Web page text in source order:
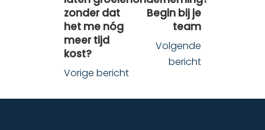
zonder dat
het me nóg
meer tijd
kost?
Vorige bericht
Begin bij je
team
Volgende
bericht